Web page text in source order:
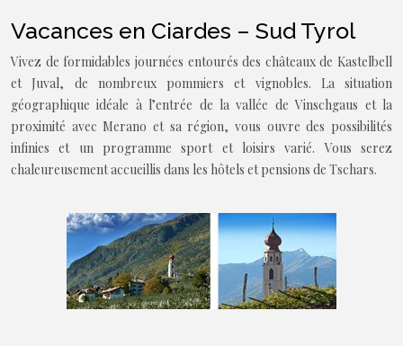
Vacances en Ciardes – Sud Tyrol
Vivez de formidables journées entourés des châteaux de Kastelbell
et Juval, de nombreux pommiers et vignobles. La situation
géographique idéale à l’entrée de la vallée de Vinschgaus et la
proximité avec Merano et sa région, vous ouvre des possibilités
infinies et un programme sport et loisirs varié. Vous serez
chaleureusement accueillis dans les hôtels et pensions de Tschars.